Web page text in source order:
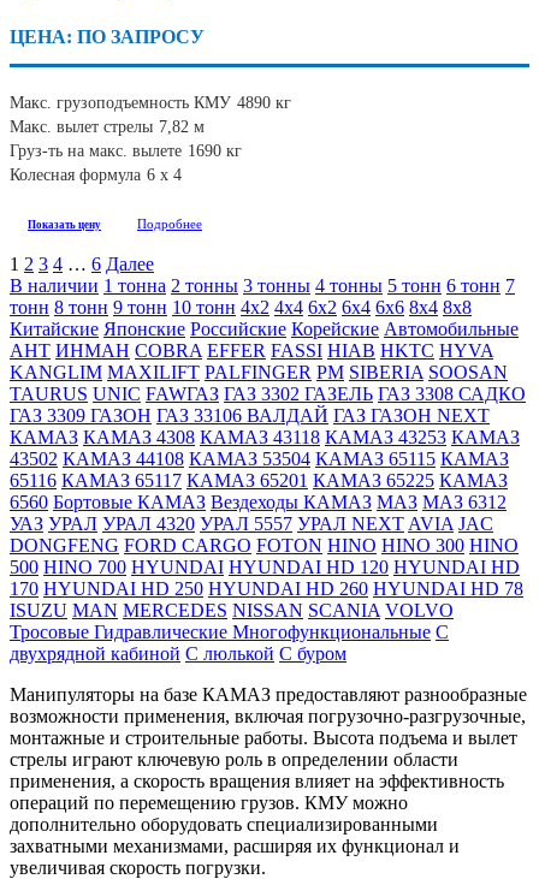
ЦЕНА: ПО ЗАПРОСУ
Макс. грузоподъемность КМУ 4890 кг
Макс. вылет стрелы 7,82 м
Груз-ть на макс. вылете 1690 кг
Колесная формула 6 х 4
Показать цену Подробнее
1 2 3 4 … 6 Далее
В наличии 1 тонна 2 тонны 3 тонны 4 тонны 5 тонн 6 тонн 7
тонн 8 тонн 9 тонн 10 тонн 4х2 4х4 6х2 6х4 6х6 8х4 8х8
Китайские Японские Российские Корейские Автомобильные
АНТ ИНМАН COBRA EFFER FASSI HIAB HKTC HYVA
KANGLIM MAXILIFT PALFINGER PM SIBERIA SOOSAN
TAURUS UNIC FAWГАЗ ГАЗ 3302 ГАЗЕЛЬ ГАЗ 3308 САДКО
ГАЗ 3309 ГАЗОН ГАЗ 33106 ВАЛДАЙ ГАЗ ГАЗОН NEXT
КАМАЗ КАМАЗ 4308 КАМАЗ 43118 КАМАЗ 43253 КАМАЗ
43502 КАМАЗ 44108 КАМАЗ 53504 КАМАЗ 65115 КАМАЗ
65116 КАМАЗ 65117 КАМАЗ 65201 КАМАЗ 65225 КАМАЗ
6560 Бортовые КАМАЗ Вездеходы КАМАЗ МАЗ МАЗ 6312
УАЗ УРАЛ УРАЛ 4320 УРАЛ 5557 УРАЛ NEXT AVIA JAC
DONGFENG FORD CARGO FOTON HINO HINO 300 HINO
500 HINO 700 HYUNDAI HYUNDAI HD 120 HYUNDAI HD
170 HYUNDAI HD 250 HYUNDAI HD 260 HYUNDAI HD 78
ISUZU MAN MERCEDES NISSAN SCANIA VOLVO
Тросовые Гидравлические Многофункциональные C
двухрядной кабиной C люлькой C буром
Манипуляторы на базе КАМАЗ предоставляют разнообразные
возможности применения, включая погрузочно-разгрузочные,
монтажные и строительные работы. Высота подъема и вылет
стрелы играют ключевую роль в определении области
применения, а скорость вращения влияет на эффективность
операций по перемещению грузов. КМУ можно
дополнительно оборудовать специализированными
захватными механизмами, расширяя их функционал и
увеличивая скорость погрузки.